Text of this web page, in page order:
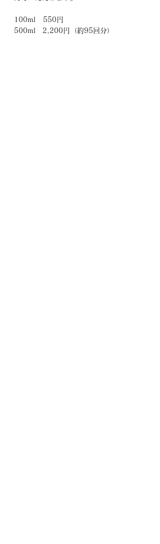
100ml   550円
500ml　2,200円（約95回分）